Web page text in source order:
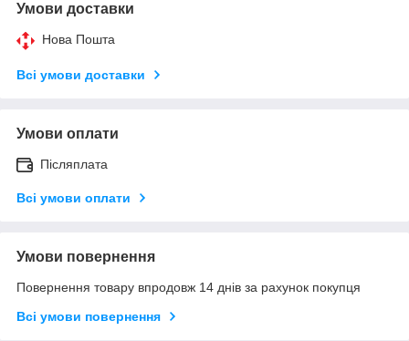
Умови доставки
Нова Пошта
Всі умови доставки
Умови оплати
Післяплата
Всі умови оплати
Умови повернення
Повернення товару впродовж 14 днів за рахунок покупця
Всі умови повернення